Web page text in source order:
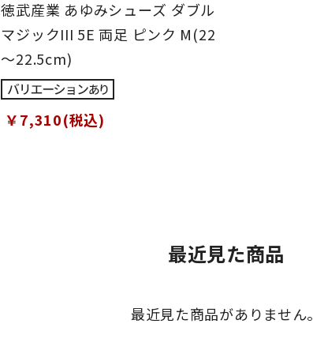
徳武産業 あゆみシューズ ダブル
マジックIII 5E 両足 ピンク M(22
～22.5cm)
￥7,310(税込)
最近見た商品
最近見た商品がありません。